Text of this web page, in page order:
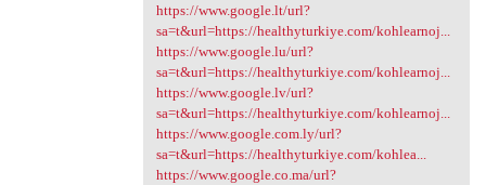
https://www.google.lt/url?
sa=t&url=https://healthyturkiye.com/kohlearnoj...
https://www.google.lu/url?
sa=t&url=https://healthyturkiye.com/kohlearnoj...
https://www.google.lv/url?
sa=t&url=https://healthyturkiye.com/kohlearnoj...
https://www.google.com.ly/url?
sa=t&url=https://healthyturkiye.com/kohlea...
https://www.google.co.ma/url?